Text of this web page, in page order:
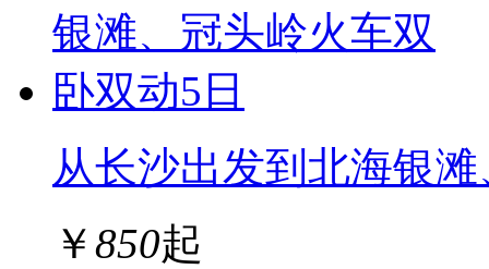
从长沙出发到北海银
￥850起